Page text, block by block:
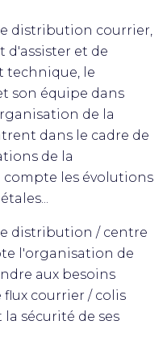
distribution courrier,
d'assister et de
technique, le
son équipe dans
de la
dans le cadre de
de la
les évolutions
distribution / centre
l'organisation de
aux besoins
courrier / colis
sécurité de ses